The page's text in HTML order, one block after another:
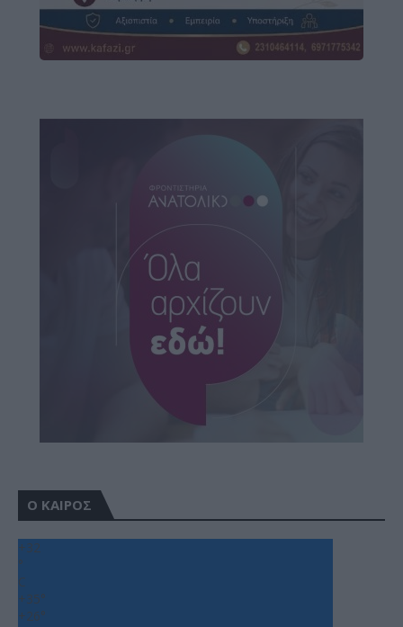
Ο ΚΑΙΡΟΣ
+32
°
C
+35°
+26°